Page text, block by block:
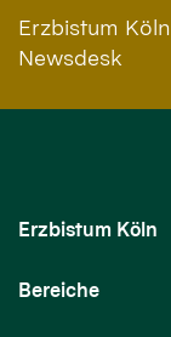
Erzbistum Köln
Newsdesk
Erzbistum Köln
Bereiche